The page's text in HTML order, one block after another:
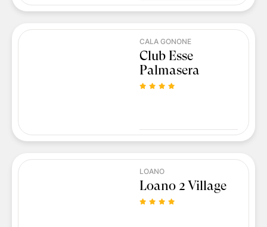
CALA GONONE
Club Esse
Palmasera
LOANO
Loano 2 Village